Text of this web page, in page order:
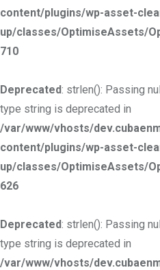
content/plugins/wp-asset-
up/classes/OptimiseAssets/
710
Deprecated: strlen(): Passing
type string is deprecated in
/var/www/vhosts/
content/plugins/wp-asset-
up/classes/OptimiseAssets/
626
Deprecated: strlen(): Passing
type string is deprecated in
/var/www/vhosts/